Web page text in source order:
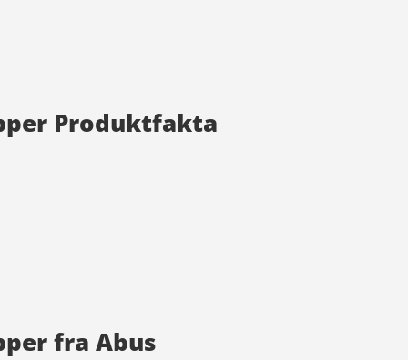
Produktfakta
fra Abus